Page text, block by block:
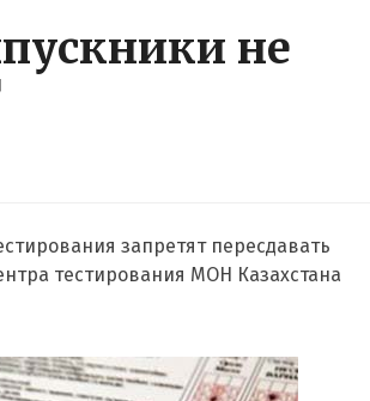
не
запретят пересдавать
тестирования МОН Казахстана